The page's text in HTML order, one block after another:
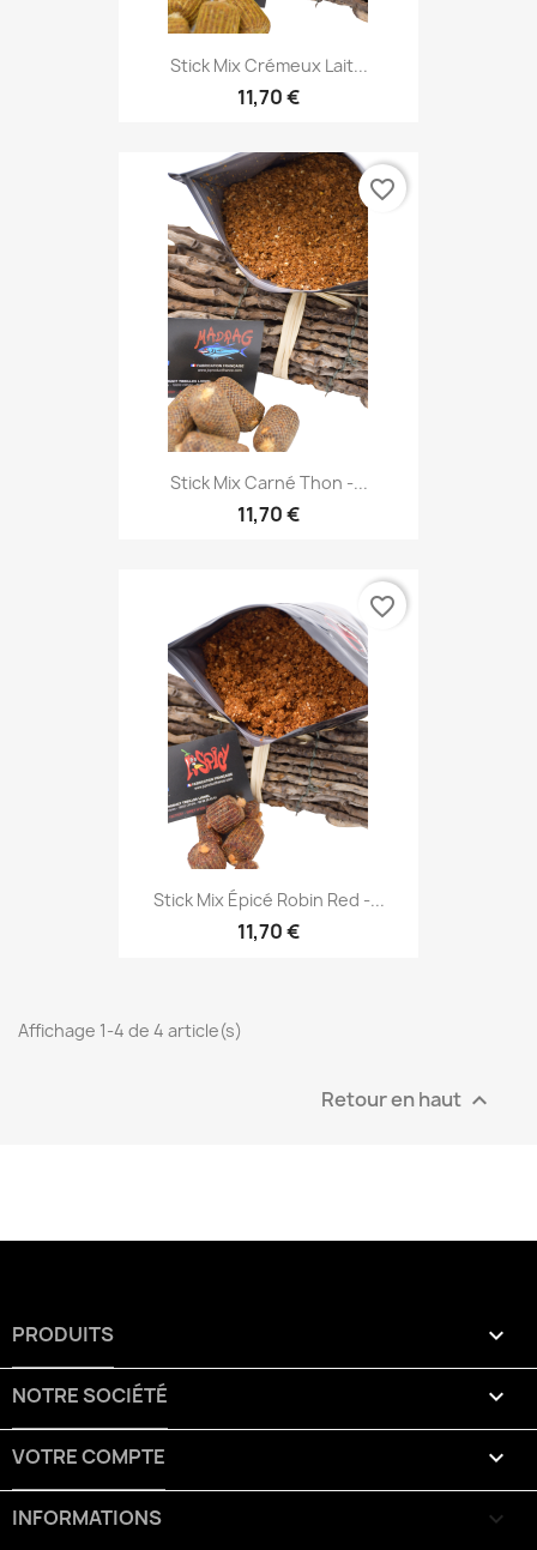
Stick Mix Crémeux Lait...
11,70 €
Stick Mix Carné Thon -...
11,70 €
favorite_border
Stick Mix Épicé Robin Red -...
11,70 €
favorite_border
Affichage 1-4 de 4 article(s)
Retour en haut 
PRODUITS 
NOTRE SOCIÉTÉ 
VOTRE COMPTE 
INFORMATIONS keyboard_arrow_down